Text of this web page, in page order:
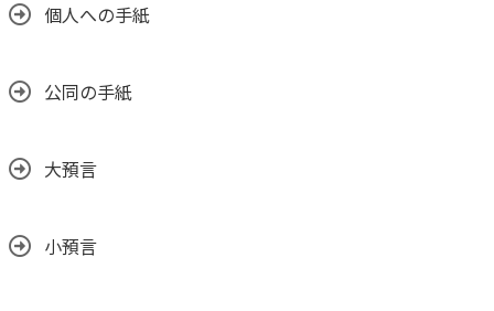
個人への手紙
公同の手紙
大預言
小預言